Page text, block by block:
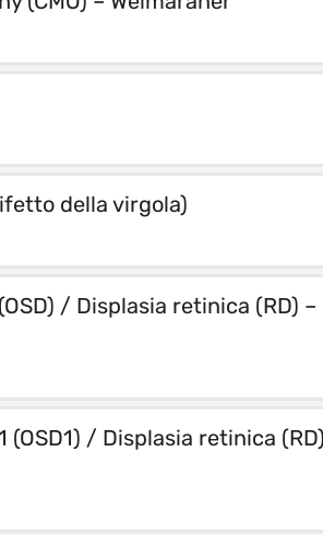
della virgola)
/ Displasia retinica (RD)
/ Displasia retinica